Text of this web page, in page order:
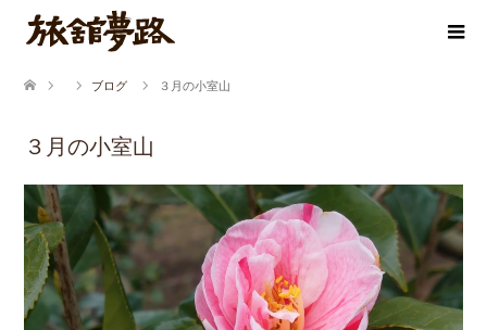
ブログ ３月の小室山
３月の小室山